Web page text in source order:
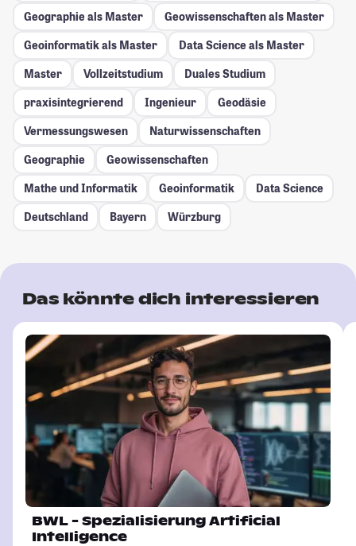
Geographie als Master
Geowissenschaften als Master
Geoinformatik als Master
Data Science als Master
Master
Vollzeitstudium
Duales Studium
praxisintegrierend
Ingenieur
Geodäsie
Vermessungswesen
Naturwissenschaften
Geographie
Geowissenschaften
Mathe und Informatik
Geoinformatik
Data Science
Deutschland
Bayern Würzburg
Das könnte dich interessieren
BWL - Spezialisierung Artificial
Intelligence